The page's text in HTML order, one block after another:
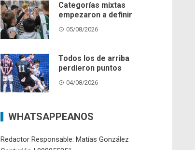
Categorías mixtas
empezaron a definir
05/08/2026
Todos los de arriba
perdieron puntos
04/08/2026
WHATSAPPEANOS
Redactor Responsable: Matías González